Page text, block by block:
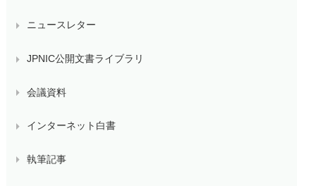
ニュースレター
JPNIC公開文書ライブラリ
会議資料
インターネット白書
執筆記事